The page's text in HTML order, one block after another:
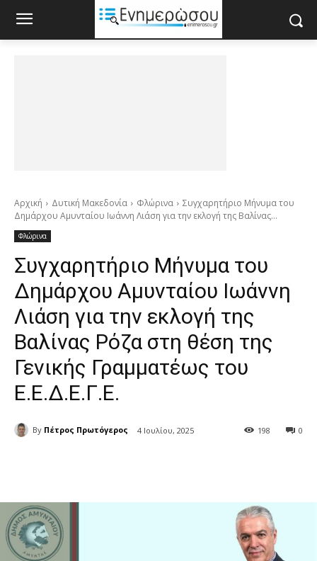
Αρχική Δυτική Μακεδονία Φλώρινα
Συγχαρητήριο Μήνυμα του
Δημάρχου Αμυνταίου Ιωάννη Λιάση για την εκλογή της Βαλίνας...
Φλώρινα
Συγχαρητήριο Μήνυμα του
Δημάρχου Αμυνταίου Ιωάννη
Λιάση για την εκλογή της
Βαλίνας Ρόζα στη θέση της
Γενικής Γραμματέως του
Ε.Ε.Δ.Ε.Γ.Ε.
By Πέτρος Πρωτόγερος 4 Ιουλίου, 2025 0
198